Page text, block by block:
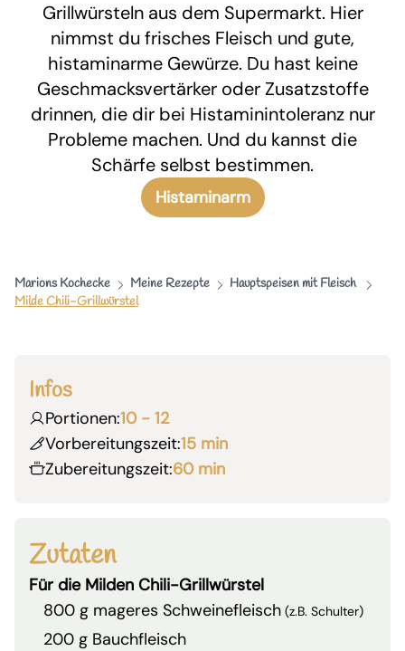
Grillwürsteln aus dem Supermarkt. Hier
nimmst du frisches Fleisch und gute,
histaminarme Gewürze. Du hast keine
Geschmacksvertärker oder Zusatzstoffe
drinnen, die dir bei Histaminintoleranz nur
Probleme machen. Und du kannst die
Schärfe selbst bestimmen.
Histaminarm
Marions Kochecke Meine Rezepte
Hauptspeisen mit Fleisch
Milde Chili-Grillwürstel
Infos
Portionen:10 - 12
Vorbereitungszeit:15 min
Zubereitungszeit:60 min
Zutaten
Für die Milden Chili-Grillwürstel
800 g mageres Schweinefleisch (z.B. Schulter)
200 g Bauchfleisch